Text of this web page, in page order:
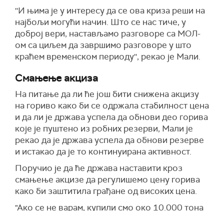
''И њима је у интересу да се ова криза реши на
најбољи могући начин. Што се нас тиче, у
доброј вери, настављамо разговоре са МОЛ-
ом са циљем да завршимо разговоре у што
краћем временском периоду'', рекао је Мали.
Смањење акциза
На питање да ли ће још бити снижена акцизу
на гориво како би се одржала стабилност цена
и да ли је држава успела да обнови део горива
које је пуштено из робних резерви, Мали је
рекао да је држава успела да обнови резерве
и истакао да је то континуирана активност.
Поручио је да ће држава наставити кроз
смањење акцизе да регулишемо цену горива
како би заштитила грађане од високих цена.
"Ако се не варам, купили смо око 10.000 тона